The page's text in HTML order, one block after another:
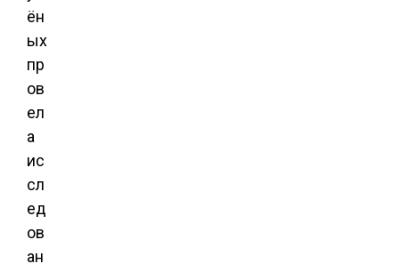
ён
ых
пр
ов
ел
а
ис
сл
ед
ов
ан